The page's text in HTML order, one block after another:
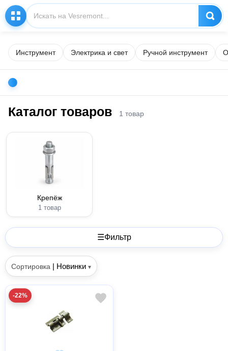
Инструмент Электрика и свет Ручной инструмент
Каталог товаров 1 товар
Крепёж
1 товар
☰Фильтр
Сортировка | Новинки ▾
-22%